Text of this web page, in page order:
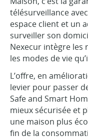
télésurveillance
espace client et un
surveiller son
Nexecur intègre les
les modes de vie
L’offre, en
levier pour passer
Safe and Smart
mieux sécurisée et
une maison plus
fin de la